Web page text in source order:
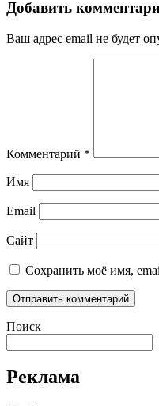
Добавить
Ваш адрес email не будет
Комментарий *
Имя
Email
Сайт
Сохранить моё имя,
Поиск
Реклама